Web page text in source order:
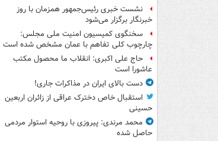
نشست خبری رئیس‌جمهور همزمان با روز
خبرنگار برگزار می‌شود
سخنگوی کمیسیون امنیت ملی مجلس:
چارچوب کلی تفاهم با عمان مشخص شده است
حاج علی اکبری: انقلاب ما محصول مکتب
عاشورا است
دست بالای ایران در مذاکرات جاری!
استقبال خاص دخترک عراقی از زائران اربعین
حسینی
محمد مرندی: پیروزی با روحیه استوار مردمی
حاصل شده